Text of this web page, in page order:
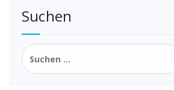
Suchen
Suchen
nach: